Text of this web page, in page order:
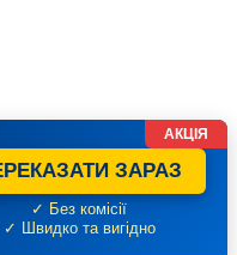
ЗАРАЗ
✓ Без комісії
✓ Швидко та вигідно
АКЦІЯ